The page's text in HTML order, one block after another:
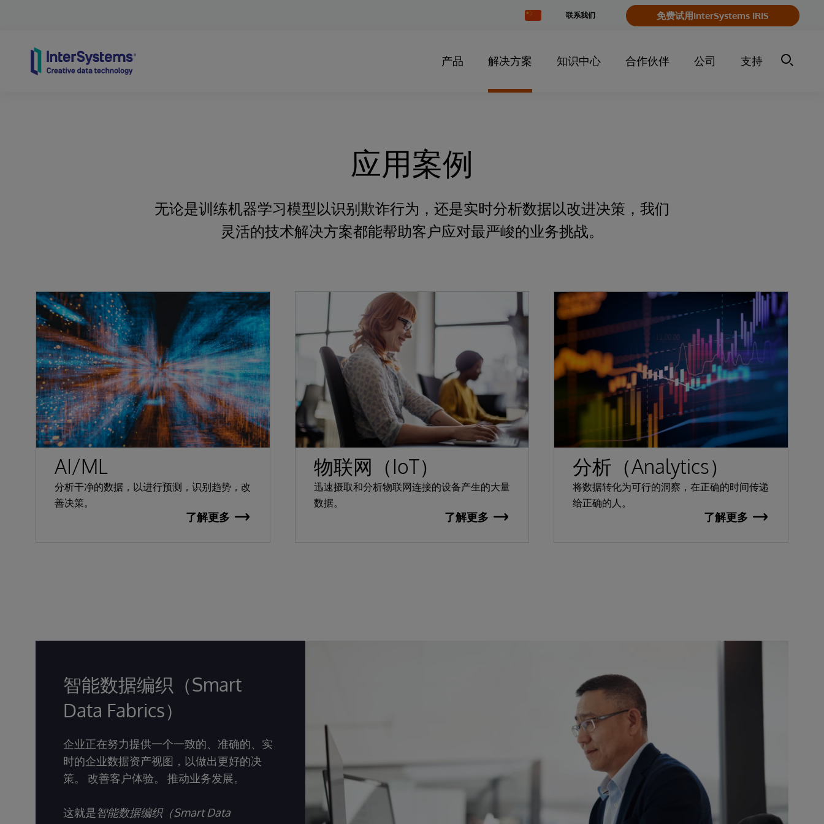
Change
Country
联系我们 免费试用InterSystems IRIS
产品 解决方案 知识中心 合作伙伴 公司 支持
应用案例
无论是训练机器学习模型以识别欺诈行为，还是实时分析数据以改进决策，我们
灵活的技术解决方案都能帮助客户应对最严峻的业务挑战。
AI/ML
分析干净的数据，以进行预测，识别趋势，改
善决策。
了解更多
物联网（IoT）
迅速摄取和分析物联网连接的设备产生的大量
数据。
了解更多
分析（Analytics）
将数据转化为可行的洞察，在正确的时间传递
给正确的人。
了解更多
智能数据编织（Smart
Data Fabrics）
企业正在努力提供一个一致的、准确的、实
时的企业数据资产视图，以做出更好的决
策。 改善客户体验。 推动业务发展。
这就是智能数据编织（Smart Data